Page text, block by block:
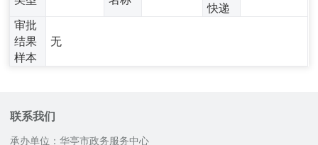
快递
审批
结果
样本
无
联系我们
承办单位：华亭市政务服务中心